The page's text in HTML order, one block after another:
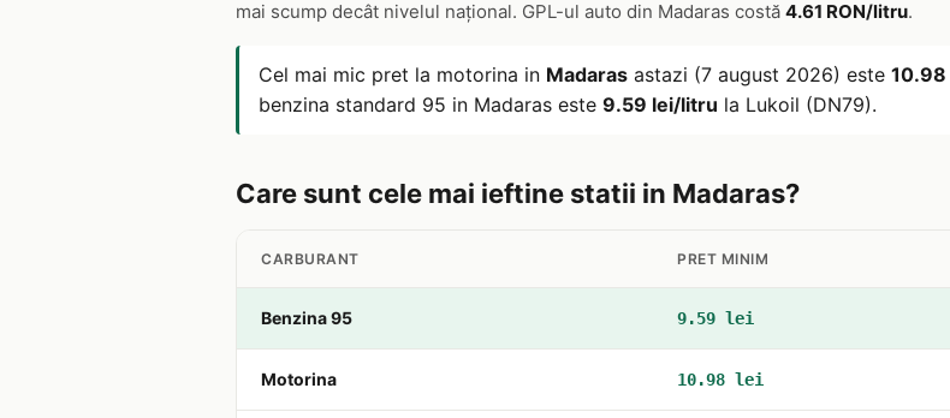
mai scump decât nivelul național. GPL-ul auto din Madaras costă 4.61 RON/litru.
Cel mai mic pret la motorina in Madaras astazi (7 august 2026) este
benzina standard 95 in Madaras este 9.59 lei/litru la Lukoil (DN79).
Care sunt cele mai ieftine statii in Madaras?
CARBURANT PRET MINIM
Benzina 95 9.59 lei
Motorina 10.98 lei